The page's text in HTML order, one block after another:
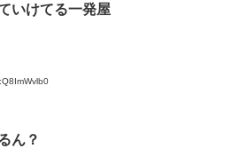
いけてる一発屋
ん？